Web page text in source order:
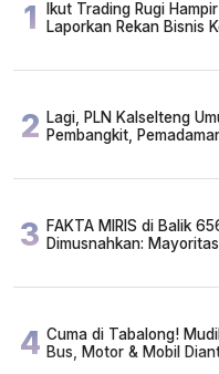
1
Ikut Trading Rugi
Laporkan Rekan Bisnis
2 Lagi, PLN Kalselteng
Pembangkit,
3 FAKTA MIRIS di Balik
Dimusnahkan:
4 Cuma di Tabalong!
Bus, Motor & Mobil